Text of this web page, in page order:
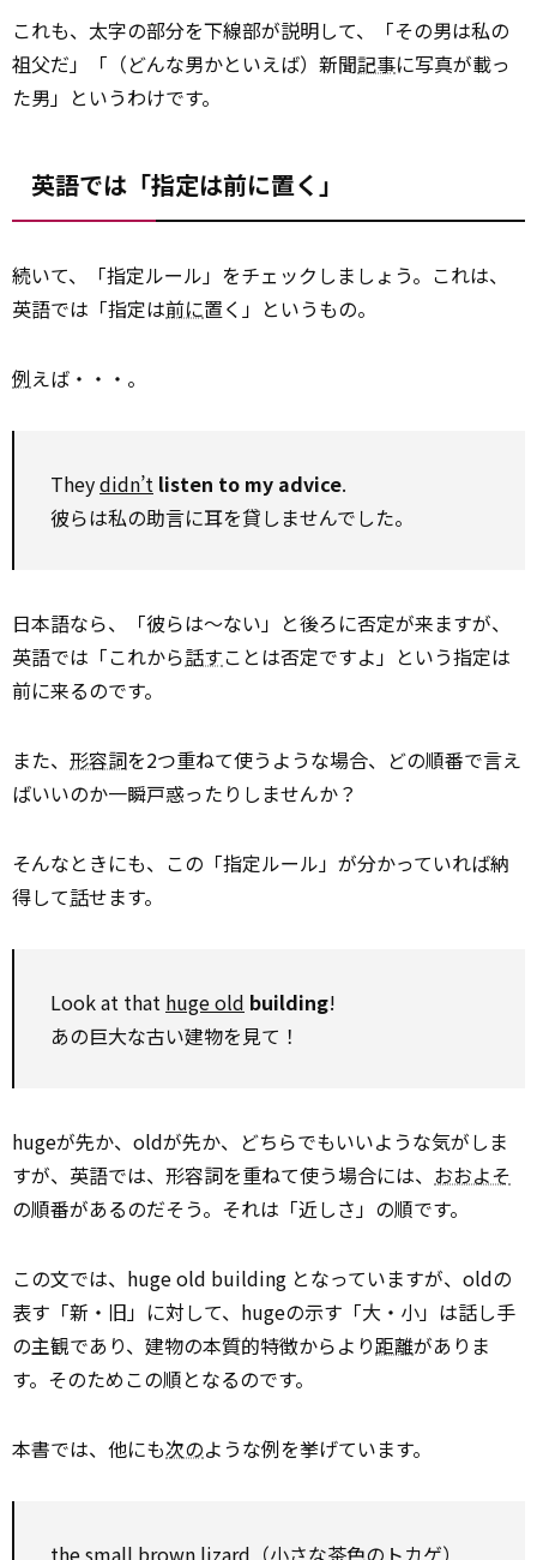
これも、太字の部分を下線部が説明して、「その男は私の
祖父だ」「（どんな男かといえば）新聞記事に写真が載っ
た男」というわけです。
英語では「指定は前に置く」
続いて、「指定ルール」をチェックしましょう。これは、
英語では「指定は前に置く」というもの。
例えば・・・。
Theydidn’t listen to my advice.
彼らは私の助言に耳を貸しませんでした。
日本語なら、「彼らは〜ない」と後ろに否定が来ますが、
英語では「これから話すことは否定ですよ」という指定は
前に来るのです。
また、 形容詞を2つ重ねて使うような場合、どの順番で言え
ばいいのか一瞬戸惑ったりしませんか？
そんなときにも、この「指定ルール」が分かっていれば納
得して話せます。
Look at that huge old building!
あの巨大な古い建物を見て！
hugeが先か、oldが先か、どちらでもいいような気がしま
すが、英語では、形容詞を重ねて使う場合には、 おおよそ
の順番があるのだそう。それは「近しさ」の順です。
この文では、huge old building となっていますが、oldの
表す「新・旧」に対して、hugeの示す「大・小」は話し手
の主観であり、建物の本質的特徴からより距離がありま
す。そのためこの順となるのです。
本書では、他にも次のような例を挙げています。
the small brown lizard（小さな茶色のトカゲ）